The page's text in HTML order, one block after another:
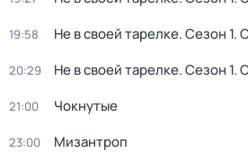
19:58 Не в своей тарелке. Сезон 1.
20:29 Не в своей тарелке. Сезон 1.
21:00 Чокнутые
23:00 Мизантроп